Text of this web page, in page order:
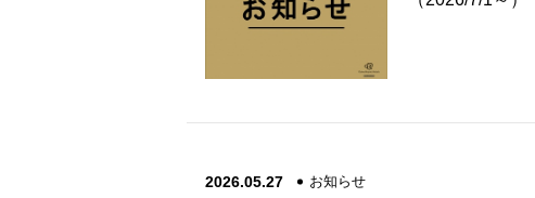
2026.05.27 お知らせ